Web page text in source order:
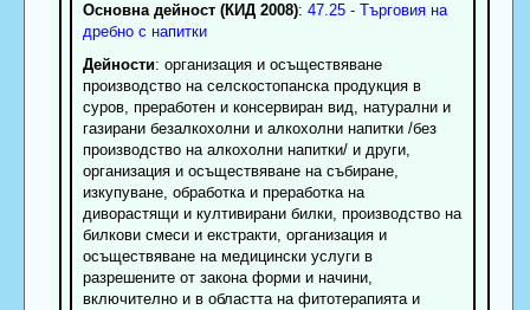
Основна дейност (КИД 2008): 47.25 - Търговия на
дребно с напитки
Дейности: организация и осъществяване
производство на селскостопанска продукция в
суров, преработен и консервиран вид, натурални и
газирани безалкохолни и алкохолни напитки /без
производство на алкохолни напитки/ и други,
организация и осъществяване на събиране,
изкупуване, обработка и преработка на
диворастящи и култивирани билки, производство на
билкови смеси и екстракти, организация и
осъществяване на медицински услуги в
разрешените от закона форми и начини,
включително и в областта на фитотерапията и